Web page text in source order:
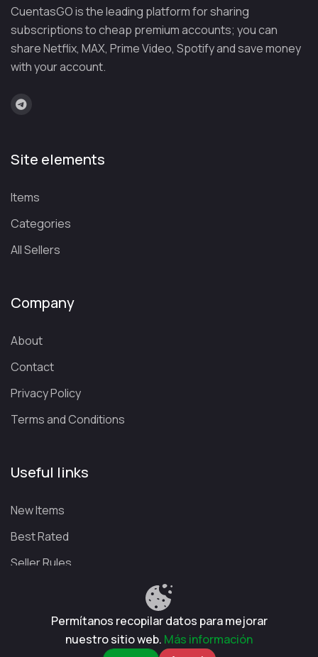
CuentasGO is the leading platform for sharing
subscriptions to cheap premium accounts; you can
share Netflix, MAX, Prime Video, Spotify and save money
with your account.
Site elements
Items
Categories
All Sellers
Company
About
Contact
Privacy Policy
Terms and Conditions
Useful links
New Items
Best Rated
Seller Rules
Privacy PolicyTerms and ConditionsRefund Policy
Permítanos recopilar datos para mejorar
nuestro sitio web. Más información